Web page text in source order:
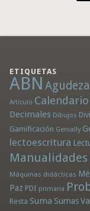
ETIQUETAS
ABN
Artículo Calendario
Decimales Dibujos
Gamificación Genially
lectoescritura
Manualidades
Máquinas didácticas
Paz PDI primaria
Resta Suma Sumas